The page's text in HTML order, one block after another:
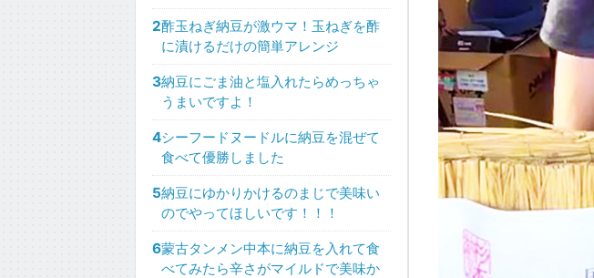
2酢玉ねぎ納豆が激ウマ！玉ねぎを酢
に漬けるだけの簡単アレンジ
3納豆にごま油と塩入れたらめっちゃ
うまいですよ！
4シーフードヌードルに納豆を混ぜて
食べて優勝しました
5納豆にゆかりかけるのまじで美味い
のでやってほしいです！！！
6蒙古タンメン中本に納豆を入れて食
べてみたら辛さがマイルドで美味か